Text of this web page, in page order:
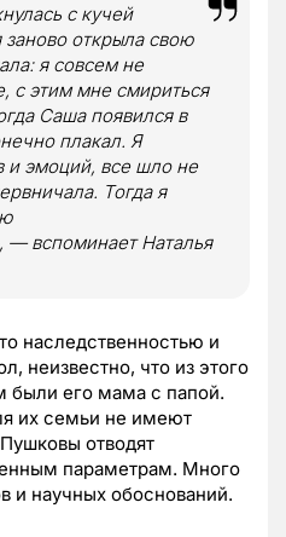
с кучей
открыла свою
я совсем не
с этим мне смириться
Саша появился в
плакал. Я
и эмоций, все шло не
Тогда я
— вспоминает Наталья
наследственностью и
неизвестно, что из этого
были его мама с папой.
их семьи не имеют
отводят
параметрам. Много
и научных обоснований.